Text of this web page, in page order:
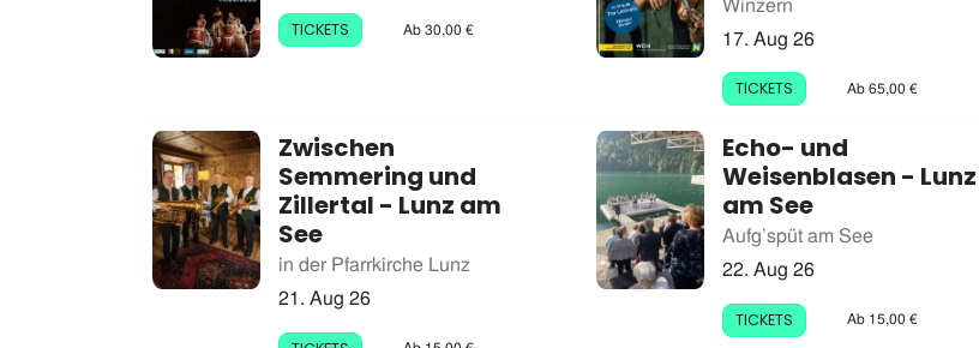
TICKETS Ab 30,00 €
17. Aug 26
TICKETS Ab 65,00 €
Zwischen
Semmering und
Zillertal - Lunz am
See
in der Pfarrkirche Lunz
21. Aug 26
Echo- und
Weisenblasen - Lunz
am See
Aufg’spüt am See
22. Aug 26
TICKETS Ab 15,00 €